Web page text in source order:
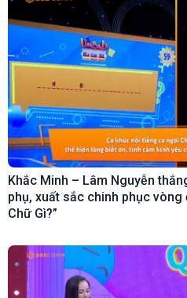
Khắc Minh – Lâm Nguyễn
phụ, xuất sắc chinh phục vòng
Chữ Gì?”